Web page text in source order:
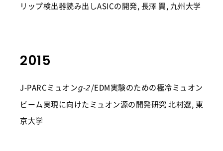
リップ検出器読み出しASICの開発, 長澤 翼, 九州大学
2015
J-PARCミュオンg-2 /EDM実験のための極冷ミュオン
ビーム実現に向けたミュオン源の開発研究 北村遼, 東
京大学